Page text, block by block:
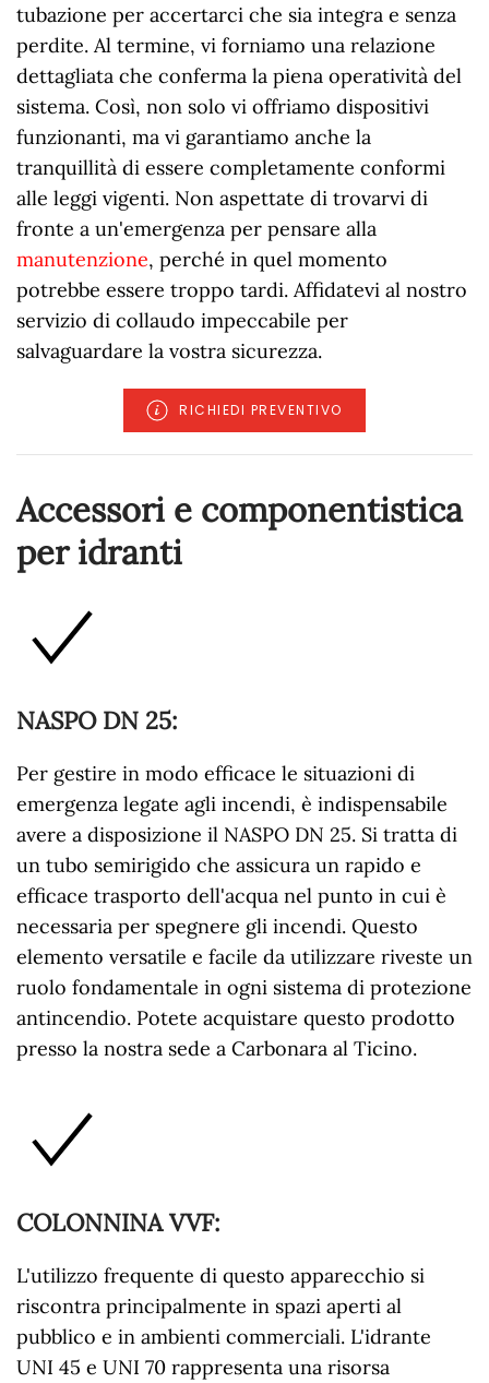
tubazione per accertarci che sia integra e senza
perdite. Al termine, vi forniamo una relazione
dettagliata che conferma la piena operatività del
sistema. Così, non solo vi offriamo dispositivi
funzionanti, ma vi garantiamo anche la
tranquillità di essere completamente conformi
alle leggi vigenti. Non aspettate di trovarvi di
fronte a un'emergenza per pensare alla
manutenzione, perché in quel momento
potrebbe essere troppo tardi. Affidatevi al nostro
servizio di collaudo impeccabile per
salvaguardare la vostra sicurezza.
RICHIEDI PREVENTIVO
Accessori e componentistica
per idranti
NASPO DN 25:
Per gestire in modo efficace le situazioni di
emergenza legate agli incendi, è indispensabile
avere a disposizione il NASPO DN 25. Si tratta di
un tubo semirigido che assicura un rapido e
efficace trasporto dell'acqua nel punto in cui è
necessaria per spegnere gli incendi. Questo
elemento versatile e facile da utilizzare riveste un
ruolo fondamentale in ogni sistema di protezione
antincendio. Potete acquistare questo prodotto
presso la nostra sede a Carbonara al Ticino.
COLONNINA VVF:
L'utilizzo frequente di questo apparecchio si
riscontra principalmente in spazi aperti al
pubblico e in ambienti commerciali. L'idrante
UNI 45 e UNI 70 rappresenta una risorsa